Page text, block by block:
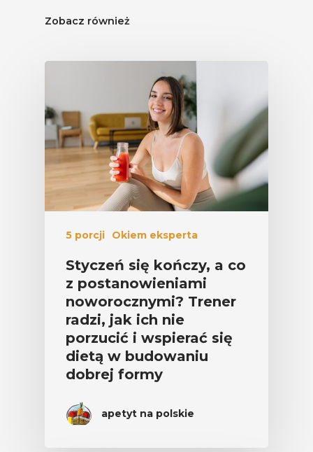
Zobacz również
5 porcji Okiem eksperta
Styczeń się kończy, a co
z postanowieniami
noworocznymi? Trener
radzi, jak ich nie
porzucić i wspierać się
dietą w budowaniu
dobrej formy
apetyt na polskie